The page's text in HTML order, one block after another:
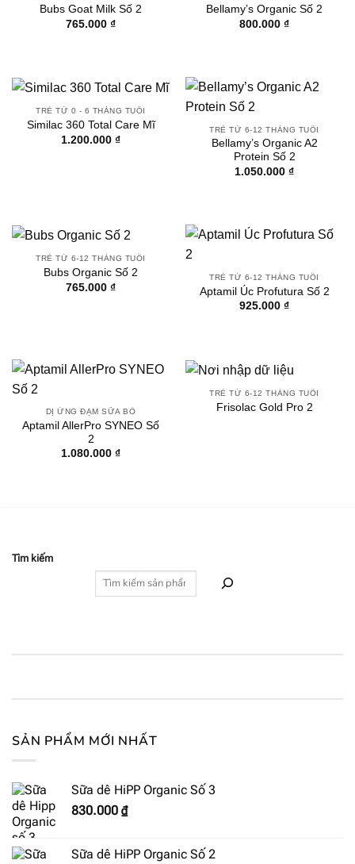
Bubs Goat Milk Số 2
765.000 ₫
Bellamy’s Organic Số 2
800.000 ₫
TRẺ TỪ 0 - 6 THÁNG TUỔI
Similac 360 Total Care Mĩ
1.200.000 ₫
TRẺ TỪ 6-12 THÁNG TUỔI
Bellamy’s Organic A2
Protein Số 2
1.050.000 ₫
TRẺ TỪ 6-12 THÁNG TUỔI
Bubs Organic Số 2
765.000 ₫
TRẺ TỪ 6-12 THÁNG TUỔI
Aptamil Úc Profutura Số 2
925.000 ₫
DỊ ỨNG ĐẠM SỮA BÒ
Aptamil AllerPro SYNEO Số
2
1.080.000 ₫
TRẺ TỪ 6-12 THÁNG TUỔI
Frisolac Gold Pro 2
Tìm kiếm
SẢN PHẨM MỚI NHẤT
Sữa dê HiPP Organic Số 3
830.000 ₫
Sữa dê HiPP Organic Số 2